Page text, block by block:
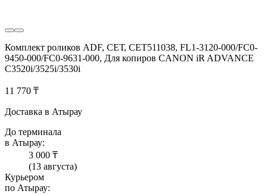
Комплект роликов ADF, СЕТ, CET511038, FL1-3120-000/FC0-
9450-000/FC0-9631-000, Для копиров CANON iR ADVANCE
C3520i/3525i/3530i
11 770 ₸
Доставка в Атырау
До терминала
в Атырау:
3 000 ₸
(13 августа)
Курьером
по Атырау: